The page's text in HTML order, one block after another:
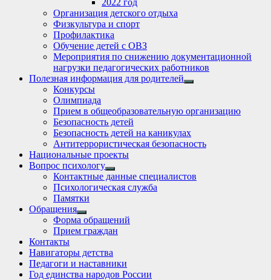
menu
2022 год
Организация детского отдыха
Физкультура и спорт
Профилактика
Обучение детей с ОВЗ
Мероприятия по снижению документационной
нагрузки педагогических работников
Полезная информация для родителей
Show
Конкурсы
Олимпиада
Прием в общеобразовательную организацию
Безопасность детей
Безопасность детей на каникулах
Антитеррористическая безопасность
Национальные проекты
Вопрос психологу
Show
sub
menu
Контактные данные специалистов
Психологическая служба
Памятки
Обращения
Show
sub
menu
Форма обращений
Прием граждан
Контакты
Навигаторы детства
Педагоги и наставники
Год единства народов России